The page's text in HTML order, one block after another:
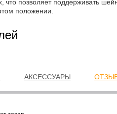
что позволяет поддерживать
положении.
АКСЕССУАРЫ